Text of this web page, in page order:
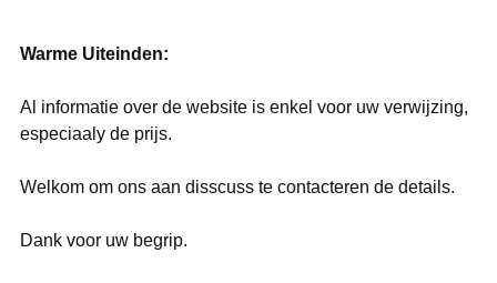
Warme Uiteinden:
Al informatie over de website is enkel voor uw verwijzing,
especiaaly de prijs.
Welkom om ons aan disscuss te contacteren de details.
Dank voor uw begrip.